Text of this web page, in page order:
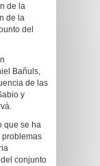
de la
de la
del
Bañuls,
de las
y
que se ha
problemas
conjunto